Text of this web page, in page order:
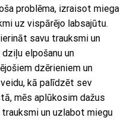
problēma, izraisot miega
uz vispārējo labsajūtu.
savu trauksmi un
elpošanu un
dzērieniem un
kā palīdzēt sev
mēs aplūkosim dažus
un uzlabot miegu